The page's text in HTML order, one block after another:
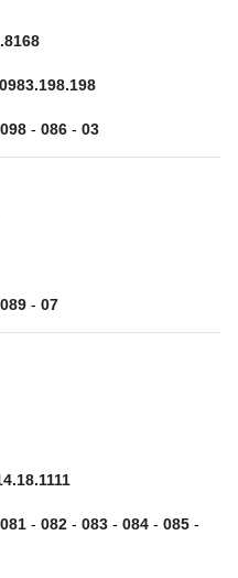
0983.198.198
098 - 086 - 03
089 - 07
081 - 082 - 083 - 084 - 085 -